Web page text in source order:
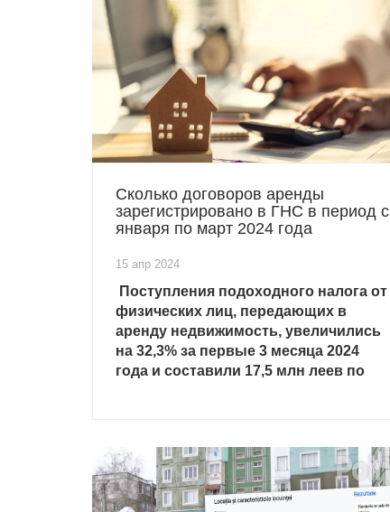
Сколько договоров аренды
зарегистрировано в ГНС в период с
января по март 2024 года
15 апр 2024
Поступления подоходного налога от
физических лиц, передающих в
аренду недвижимость, увеличились
на 32,3% за первые 3 месяца 2024
года и составили 17,5 млн леев по